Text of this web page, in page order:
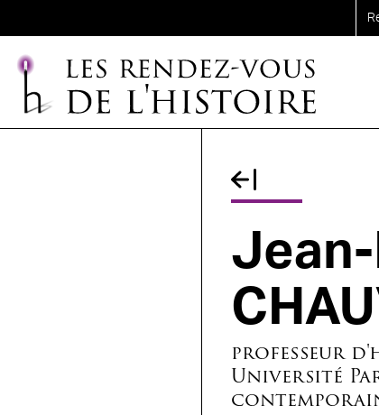
Fil d'Ariane
professeur
Université